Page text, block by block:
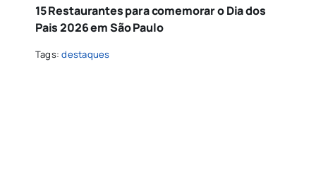
15 Restaurantes para comemorar o Dia dos
Pais 2026 em São Paulo
Tags:destaques